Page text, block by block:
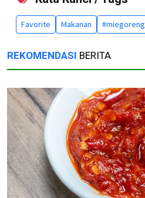
Favorite Makanan #miegoreng
REKOMENDASI BERITA